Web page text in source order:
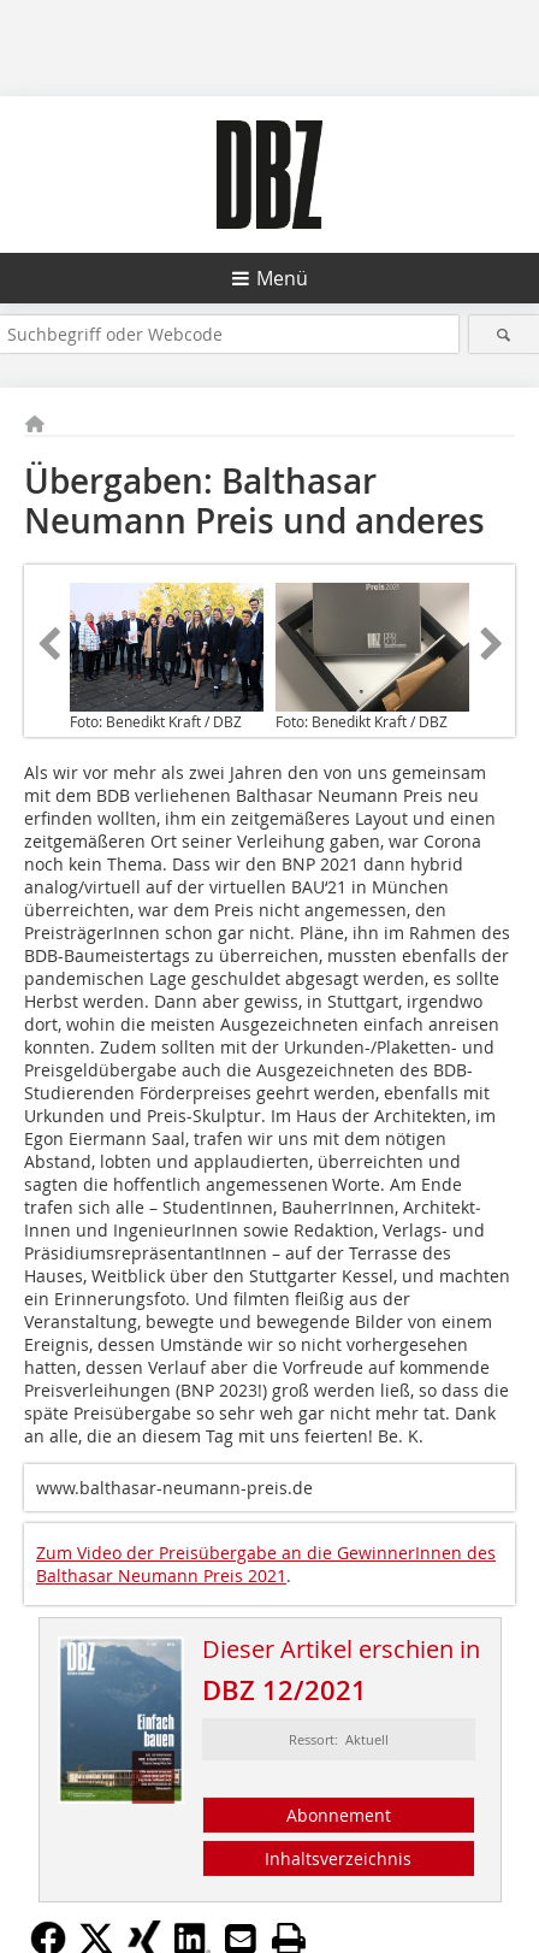
Menü
Übergaben: Balthasar
Neumann Preis und anderes
Foto: Benedikt Kraft / DBZ Foto: Benedikt Kraft / DBZ
Als wir vor mehr als zwei Jahren den von uns gemeinsam
mit dem BDB verliehenen Balthasar Neumann Preis neu
erfinden wollten, ihm ein zeitgemäßeres Layout und einen
zeitgemäßeren Ort seiner Verleihung gaben, war Corona
noch kein Thema. Dass wir den BNP 2021 dann hybrid
analog/virtuell auf der virtuellen BAU‘21 in München
überreichten, war dem Preis nicht angemessen, den
PreisträgerInnen schon gar nicht. Pläne, ihn im Rahmen des
BDB-Baumeistertags zu überreichen, mussten ebenfalls der
pandemischen Lage geschuldet abgesagt werden, es sollte
Herbst werden. Dann aber gewiss, in Stuttgart, irgendwo
dort, wohin die meisten Ausgezeichneten einfach anreisen
konnten. Zudem sollten mit der Urkunden-/Plaketten- und
Preisgeldübergabe auch die Ausgezeichneten des BDB-
Studierenden Förderpreises geehrt werden, ebenfalls mit
Urkunden und Preis-Skulptur. Im Haus der Architekten, im
Egon Eiermann Saal, trafen wir uns mit dem nöti­gen
Abstand, lobten und applaudierten, überreichten und
sagten die hoffentlich angemesse­nen Worte. Am Ende
trafen sich alle – StudentInnen, BauherrInnen, Architekt­
Innen und IngenieurInnen sowie Redaktion, Verlags- und
PräsidiumsrepräsentantInnen – auf der Terrasse des
Hauses, Weitblick über den Stuttgarter Kessel, und machten
ein Erinnerungsfoto. Und filmten fleißig aus der
Veranstaltung, bewegte und bewegende Bilder von einem
Ereignis, dessen Umstände wir so nicht vorhergesehen
hatten, dessen Verlauf aber die Vorfreude auf kommende
Preisverleihungen (BNP 2023!) groß werden ließ, so dass die
späte Preisübergabe so sehr weh gar nicht mehr tat. Dank
an alle, die an diesem Tag mit uns feierten! Be. K.
www.balthasar-neumann-preis.de
Zum Video der Preisübergabe an die GewinnerInnen des
Balthasar Neumann Preis 2021 .
Dieser Artikel erschien in
DBZ 12/2021
Ressort: Aktuell
Abonnement
Inhaltsverzeichnis